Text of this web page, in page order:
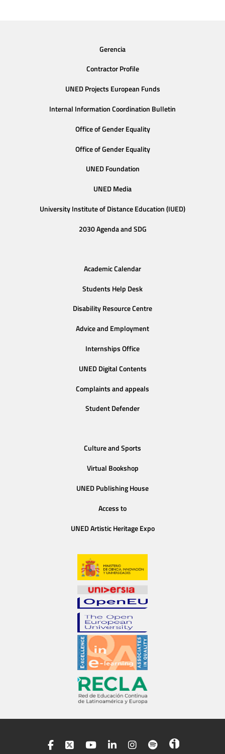
Gerencia
Contractor Profile
UNED Projects European Funds
Internal Information Coordination Bulletin
Office of Gender Equality
Office of Gender Equality
UNED Foundation
UNED Media
University Institute of Distance Education (IUED)
2030 Agenda and SDG
Academic Calendar
Students Help Desk
Disability Resource Centre
Advice and Employment
Internships Office
UNED Digital Contents
Complaints and appeals
Student Defender
Culture and Sports
Virtual Bookshop
UNED Publishing House
Access to
UNED Artistic Heritage Expo